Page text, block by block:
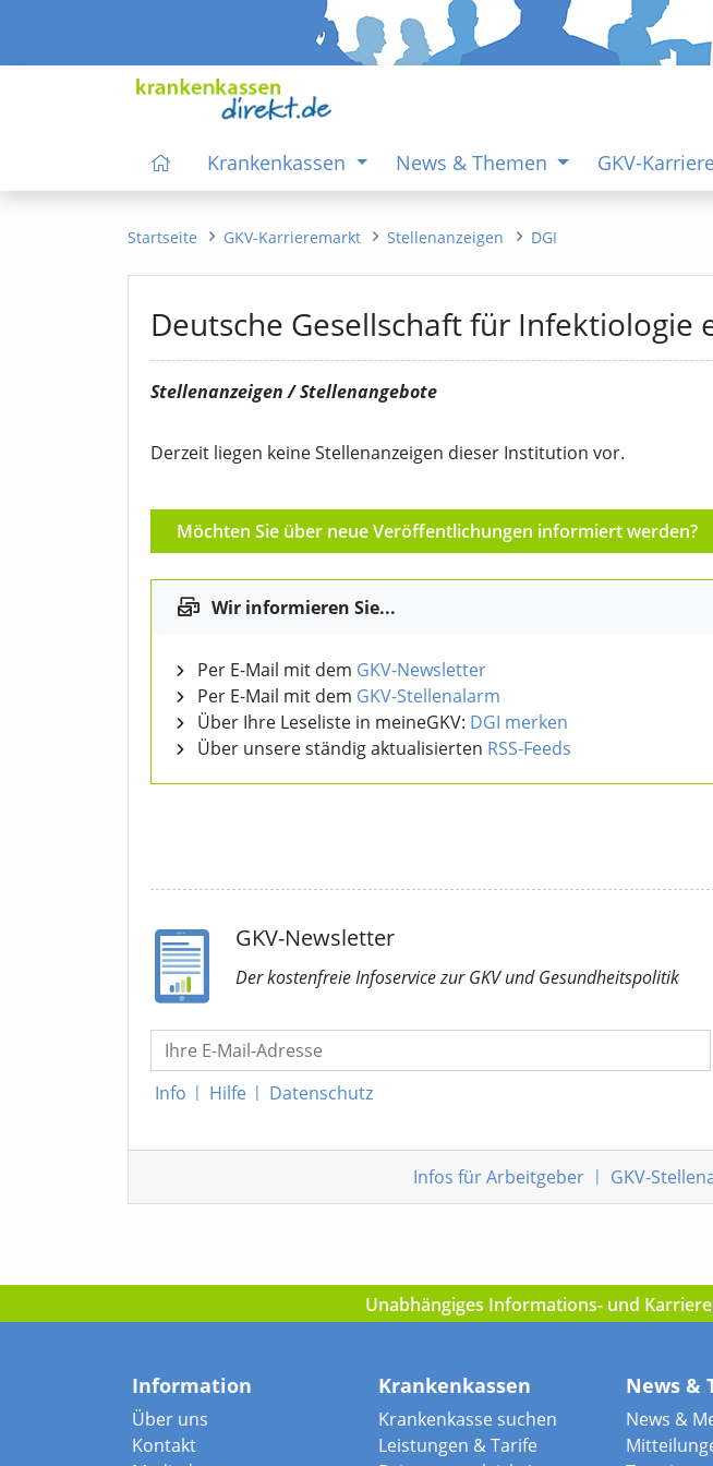
Krankenkassen News & Themen GKV-
Startseite GKV-Karrieremarkt Stellenanzeigen DGI
Deutsche Gesellschaft für Infektiologie
Stellenanzeigen / Stellenangebote
Derzeit liegen keine Stellenanzeigen dieser Institution vor.
Möchten Sie über neue Veröffentlichungen informiert werden?
Wir informieren Sie...
Per E-Mail mit dem GKV-Newsletter
Per E-Mail mit dem GKV-Stellenalarm
Über Ihre Leseliste in meineGKV: DGI merken
Über unsere ständig aktualisierten RSS-Feeds
GKV-Newsletter
Der kostenfreie Infoservicezur GKVund Gesundheitspolitik
Info | Hilfe | Datenschutz
Infos für Arbeitgeber | GKV-
Unabhängiges Informations- und
Information
Über uns
Kontakt
Krankenkassen
Krankenkasse suchen
Leistungen & Tarife
News &
News &